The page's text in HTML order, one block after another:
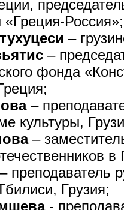
Россия»;
–
–
фонда
–
культуры,
–
– преподаватель
Грузия;
-